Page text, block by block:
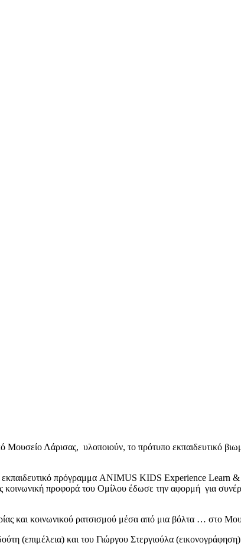
Λάρισας, υλοποιούν, το πρότυπο εκπαιδευτικό
εκπαιδευτικό πρόγραμμα ANIMUS KIDS Experience Learn
κοινωνική προφορά του Ομίλου έδωσε την αφορμή για
και κοινωνικού ρατσισμού μέσα από μια βόλτα … στο
(επιμέλεια) και του Γιώργου Στεργιούλα